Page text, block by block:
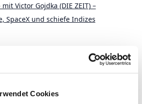
Cookies
Victor Gojdka (DIE ZEIT) –
SpaceX und schiefe Indizes